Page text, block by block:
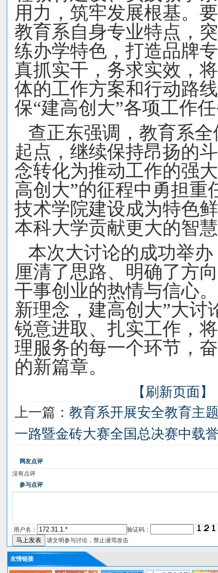
用力，筑牢发展根基。
教育系自身专业特点，
练办学特色，打造品牌
真抓实干，务求实效，
体的工作方案和行动路
保“建高创大”各项工作
查正东强调，教育系
起点，继续保持昂扬的
念转化为推动工作的强
高创大”的征程中勇担重
技术学院建设成为特色
本科大学贡献更大的智
本次大讨论的成功举
厘清了思路、明确了方
干事创业的热情与信心
新理念，建高创大”大讨
锐意进取、扎实工作，
理服务的每一个环节，
的新篇章。
【刷新页面】
上一篇： 教育系开展安全教育主
一路暨金砖大赛全国总决赛中载
网友点评
没有点评
参与点评
用户名：
验证码：
请文明参与讨论，禁止谩骂攻击
友情链接